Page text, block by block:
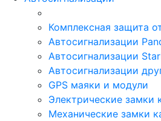
Комплексная защита
Автосигнализации
Автосигнализации
Автосигнализации
GPS маяки и модули
Электрические замки
Механические замки